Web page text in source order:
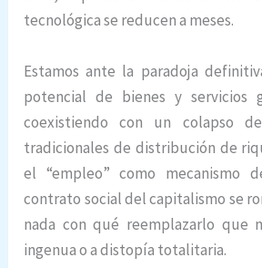
tecnológica se reducen a meses.
Estamos ante la paradoja
potencial de bienes y servicios
coexistiendo con un colapso
tradicionales de distribución de
el “empleo” como mecanismo
contrato social del capitalismo se
nada con qué reemplazarlo que
ingenua o a distopía totalitaria.